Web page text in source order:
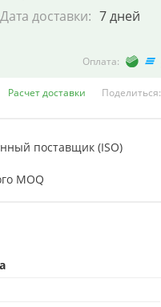
Дата доставки: 7 дней
Оплата:
Расчет доставки Поделиться:
поставщик (ISO)
MOQ